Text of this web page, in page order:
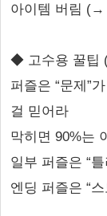
아이템 버림 (→
◆ 고수용 꿀팁
퍼즐은 “문제”
걸 믿어라
막히면 90%는
일부 퍼즐은 “
엔딩 퍼즐은 “